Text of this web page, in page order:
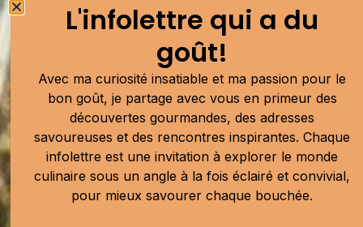
La série aborde ces questions avec curiosité, humour et
rigueur, en compagnie de personnalités bien connues du
milieu culinaire, dont Ricardo, Stefano Faita, Minh Phat Tu,
Sandra Plourde et Danny St Pierre.
Les mots de l’alimentationest produit parCoyote
, avec la contribution financière de l’Office
québécois de la langue française. La série est disponible
sur Radio-Canada OHdio et sur les plateformes balados
habituelles.
L'infolettre qui a du
goût!
Avec ma curiosité insatiable et ma passion pour le
bon goût, je partage avec vous en primeur des
découvertes gourmandes, des adresses
savoureuses et des rencontres inspirantes. Chaque
infolettre est une invitation à explorer le monde
culinaire sous un angle à la fois éclairé et convivial,
pour mieux savourer chaque bouchée.